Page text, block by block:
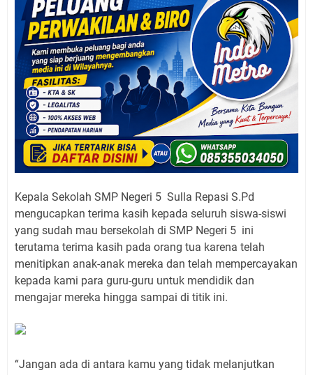
Kepala Sekolah SMP Negeri 5 Sulla Repasi S.Pd
mengucapkan terima kasih kepada seluruh siswa-siswi
yang sudah mau bersekolah di SMP Negeri 5 ini
terutama terima kasih pada orang tua karena telah
menitipkan anak-anak mereka dan telah mempercayakan
kepada kami para guru-guru untuk mendidik dan
mengajar mereka hingga sampai di titik ini.
“Jangan ada di antara kamu yang tidak melanjutkan